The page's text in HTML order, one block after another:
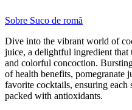
Sobre Suco de romã
Dive into the vibrant world of
juice, a delightful ingredient
and colorful concoction.
of health benefits, pomegranate
favorite cocktails, ensuring
packed with antioxidants.